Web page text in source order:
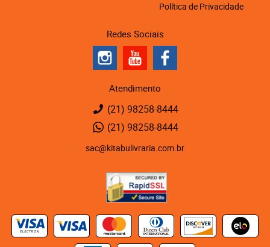
Política de Privacidade
Redes Sociais
Atendimento
(21) 98258-8444
(21) 98258-8444
sac@kitabulivraria.com.br